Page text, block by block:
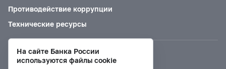
Противодействие коррупции
Технические ресурсы
Версия для слабовидящих
На сайте Банка России
используются файлы cookie